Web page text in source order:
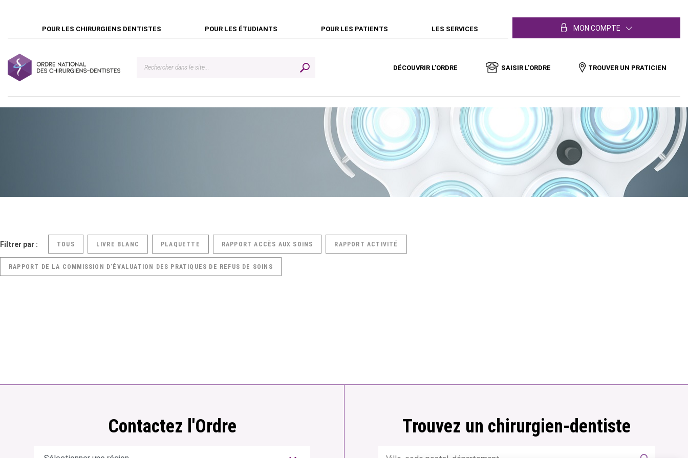
POUR LES CHIRURGIENS DENTISTES POUR LES ÉTUDIANTS POUR LES PATIENTS LES SERVICES MON COMPTE
DÉCOUVRIR L’ORDRE SAISIR L’ORDRE TROUVER UN PRATICIEN
Filtrer par : TOUS LIVRE BLANC PLAQUETTE RAPPORT ACCÈS AUX SOINS RAPPORT ACTIVITÉ
RAPPORT DE LA COMMISSION D’ÉVALUATION DES PRATIQUES DE REFUS DE SOINS
Contactez l'Ordre Trouvez un chirurgien-dentiste